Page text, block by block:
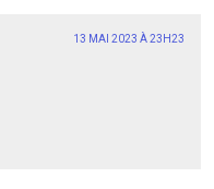
13 MAI 2023 À 23H23